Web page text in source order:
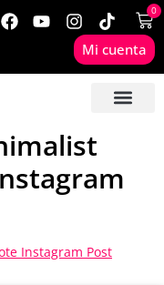
0
Mi cuenta
Instagram Post